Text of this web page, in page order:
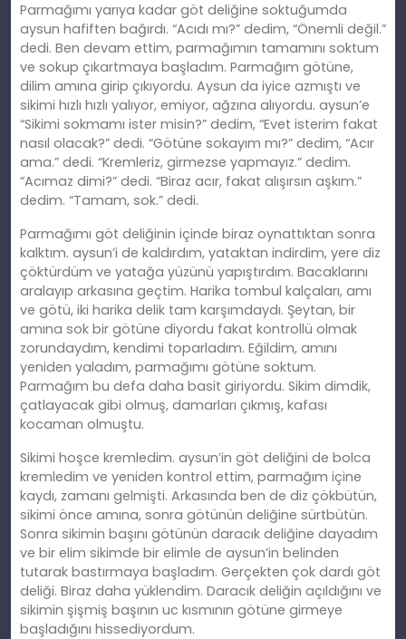
Parmağımı yarıya kadar göt deliğine soktuğumda
aysun hafiften bağırdı. “Acıdı mı?” dedim, “Önemli değil.”
dedi. Ben devam ettim, parmağımın tamamını soktum
ve sokup çıkartmaya başladım. Parmağım götüne,
dilim amına girip çıkıyordu. Aysun da iyice azmıştı ve
sikimi hızlı hızlı yalıyor, emiyor, ağzına alıyordu. aysun’e
“Sikimi sokmamı ister misin?” dedim, “Evet isterim fakat
nasıl olacak?” dedi. “Götüne sokayım mı?” dedim, “Acır
ama.” dedi. “Kremleriz, girmezse yapmayız.” dedim.
“Acımaz dimi?” dedi. “Biraz acır, fakat alışırsın aşkım.”
dedim. “Tamam, sok.” dedi.
Parmağımı göt deliğinin içinde biraz oynattıktan sonra
kalktım. aysun’i de kaldırdım, yataktan indirdim, yere diz
çöktürdüm ve yatağa yüzünü yapıştırdım. Bacaklarını
aralayıp arkasına geçtim. Harika tombul kalçaları, amı
ve götü, iki harika delik tam karşımdaydı. Şeytan, bir
amına sok bir götüne diyordu fakat kontrollü olmak
zorundaydım, kendimi toparladım. Eğildim, amını
yeniden yaladım, parmağımı götüne soktum.
Parmağım bu defa daha basit giriyordu. Sikim dimdik,
çatlayacak gibi olmuş, damarları çıkmış, kafası
kocaman olmuştu.
Sikimi hoşce kremledim. aysun’in göt deliğini de bolca
kremledim ve yeniden kontrol ettim, parmağım içine
kaydı, zamanı gelmişti. Arkasında ben de diz çökbütün,
sikimi önce amına, sonra götünün deliğine sürtbütün.
Sonra sikimin başını götünün daracık deliğine dayadım
ve bir elim sikimde bir elimle de aysun’in belinden
tutarak bastırmaya başladım. Gerçekten çok dardı göt
deliği. Biraz daha yüklendim. Daracık deliğin açıldığını ve
sikimin şişmiş başının uc kısmının götüne girmeye
başladığını hissediyordum.